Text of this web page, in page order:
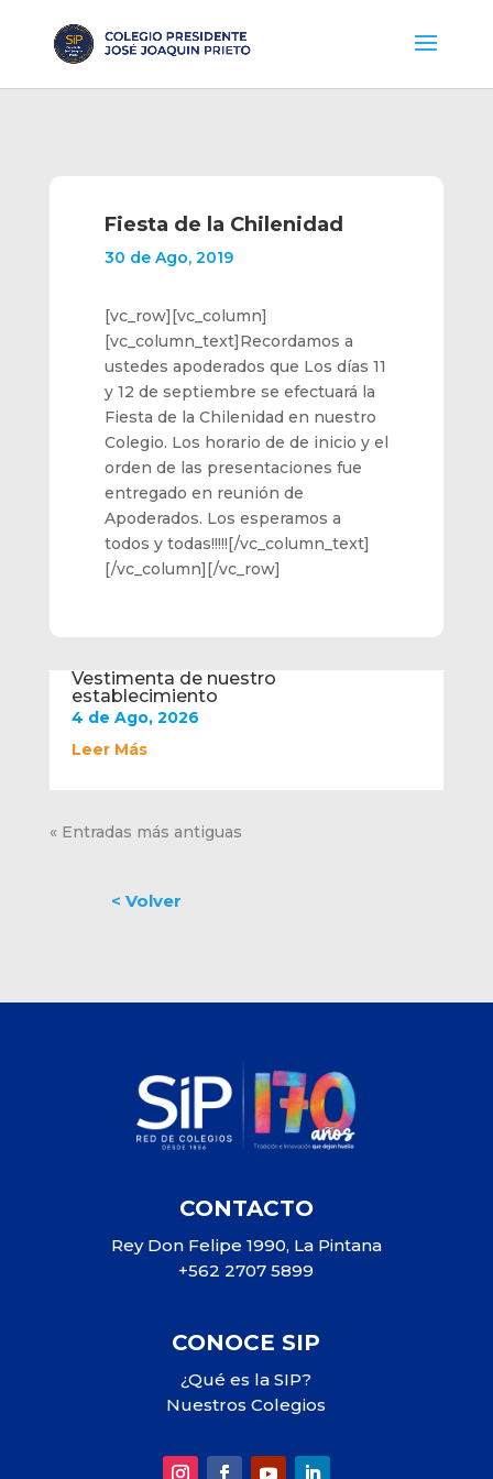
Vestimenta de nuestro
establecimiento
4 de Ago, 2026
Leer Más
« Entradas más antiguas
Fiesta de la Chilenidad
30 de Ago, 2019
[vc_row][vc_column]
[vc_column_text]Recordamos a
ustedes apoderados que Los días 11
y 12 de septiembre se efectuará la
Fiesta de la Chilenidad en nuestro
Colegio. Los horario de de inicio y el
orden de las presentaciones fue
entregado en reunión de
Apoderados. Los esperamos a
todos y todas!!!!![/vc_column_text]
[/vc_column][/vc_row]
CONTACTO
Rey Don Felipe 1990, La Pintana
+562 2707 5899
CONOCE SIP
¿Qué es la SIP?
Nuestros Colegios